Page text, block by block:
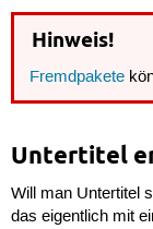
Hinweis!
Fremdpakete
Untertitel
Will man Untertitel
das eigentlich mit